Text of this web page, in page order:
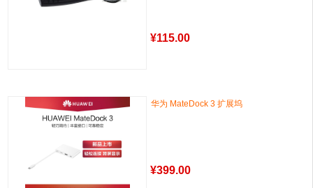
¥115.00
华为 MateDock 3 扩展坞
¥399.00